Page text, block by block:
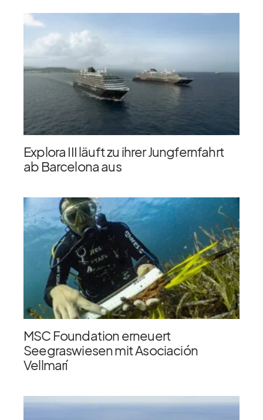
Explora III läuft zu ihrer Jungfernfahrt
ab Barcelona aus
MSC Foundation erneuert
Seegraswiesen mit Asociación
Vellmarí